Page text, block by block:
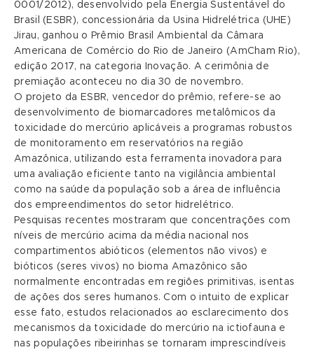
0001/2012), desenvolvido pela Energia Sustentável do
Brasil (ESBR), concessionária da Usina Hidrelétrica (UHE)
Jirau, ganhou o Prêmio Brasil Ambiental da Câmara
Americana de Comércio do Rio de Janeiro (AmCham Rio),
edição 2017, na categoria Inovação. A cerimônia de
premiação aconteceu no dia 30 de novembro.
O projeto da ESBR, vencedor do prêmio, refere-se ao
desenvolvimento de biomarcadores metalômicos da
toxicidade do mercúrio aplicáveis a programas robustos
de monitoramento em reservatórios na região
Amazônica, utilizando esta ferramenta inovadora para
uma avaliação eficiente tanto na vigilância ambiental
como na saúde da população sob a área de influência
dos empreendimentos do setor hidrelétrico.
Pesquisas recentes mostraram que concentrações com
níveis de mercúrio acima da média nacional nos
compartimentos abióticos (elementos não vivos) e
bióticos (seres vivos) no bioma Amazônico são
normalmente encontradas em regiões primitivas, isentas
de ações dos seres humanos. Com o intuito de explicar
esse fato, estudos relacionados ao esclarecimento dos
mecanismos da toxicidade do mercúrio na ictiofauna e
nas populações ribeirinhas se tornaram imprescindíveis